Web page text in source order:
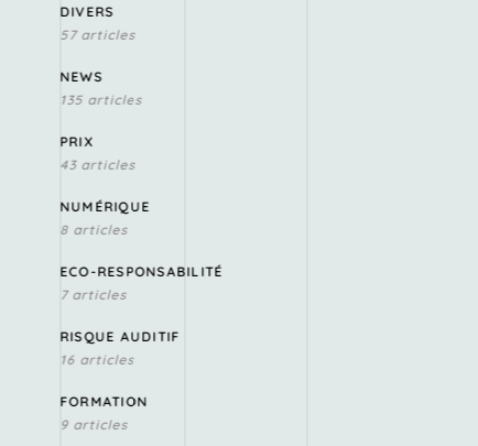
DIVERS
57 articles
NEWS
135 articles
PRIX
43 articles
NUMÉRIQUE
8 articles
ECO-RESPONSABILITÉ
7 articles
RISQUE AUDITIF
16 articles
FORMATION
9 articles